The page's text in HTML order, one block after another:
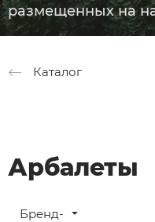
размещенных на
Каталог
Арбалеты
Бренд-